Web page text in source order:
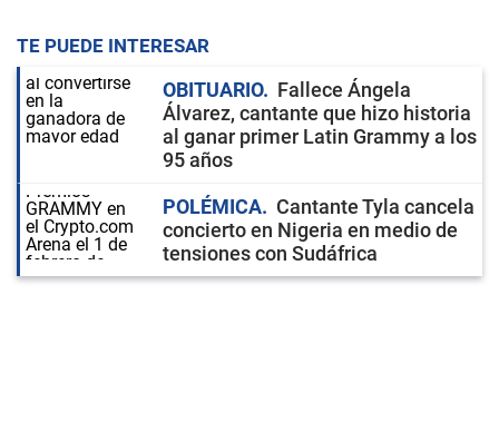
TE PUEDE INTERESAR
OBITUARIO
Fallece Ángela
Álvarez, cantante que hizo historia
al ganar primer Latin Grammy a los
95 años
POLÉMICA
Cantante Tyla cancela
concierto en Nigeria en medio de
tensiones con Sudáfrica